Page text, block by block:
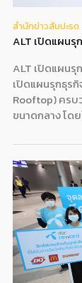
สํานักข่าวสับปะรด
ALT เปิดแผนรุ
ALT เปิดแผนรุ
เปิดแผนรุกธุร
Rooftop) ครบ
ขนาดกลาง โดย